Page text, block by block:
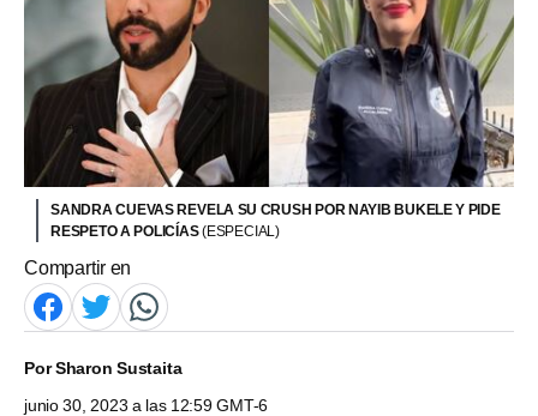
SANDRA CUEVAS REVELA SU CRUSH POR NAYIB BUKELE Y PIDE
RESPETO A POLICÍAS(ESPECIAL)
Compartir en
PorSharon Sustaita
junio 30, 2023 a las 12:59 GMT-6